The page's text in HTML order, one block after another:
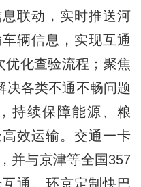
联动，实时推送河
辆信息，实现互通
优化查验流程；聚焦
决各类不通不畅问题
持续保障能源、粮
效运输。交通一卡
并与京津等全国357
通。环京定制快巴